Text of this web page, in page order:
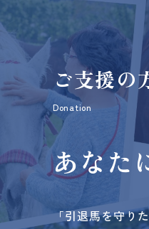
ご支援の
Donation
あなた
「引退馬を守り